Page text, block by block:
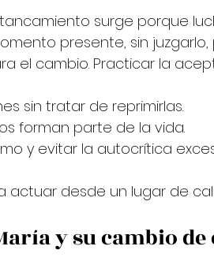
surge porque
presente, sin
el cambio. Practicar la
sin tratar de reprimirlas.
forman parte de la vida.
y evitar la autocrítica
actuar desde un lugar de
y su cambio